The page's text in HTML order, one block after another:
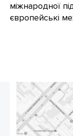
міжнародної
європейські